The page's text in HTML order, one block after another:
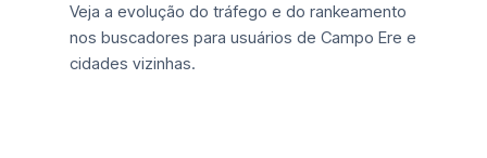
Veja a evolução do tráfego e do rankeamento
nos buscadores para usuários de Campo Ere e
cidades vizinhas.